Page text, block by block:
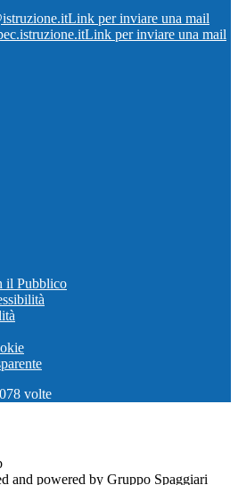
Link per inviare una mail
Link per inviare una mail
il Pubblico
volte
and powered by Gruppo Spaggiari